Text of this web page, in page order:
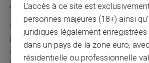
Où chercher de l'aide après une
Se retrouver victime d'une
malheureusement toujours une
agir vite est crucial. Contactez
L'accès à ce site est
personnes majeures (18+) ainsi
juridiques légalement
dans un pays de la zone euro,
résidentielle ou professionnelle